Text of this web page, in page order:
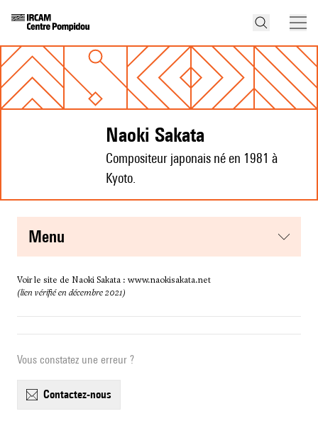
Naoki Sakata
Compositeur japonais né en 1981 à
Kyoto.
menu
Voir le site de Naoki Sakata : www.naokisakata.net
(lien vérifié en décembre 2021)
Vous constatez une erreur ?
contactez-nous